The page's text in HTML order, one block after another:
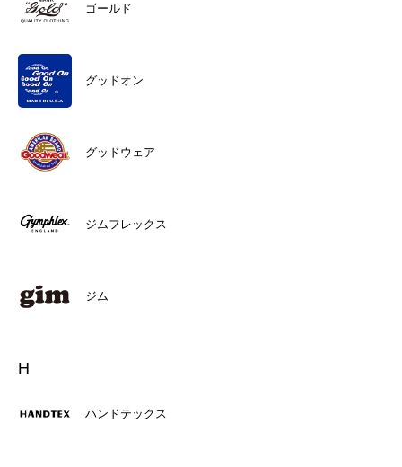
ゴールド
グッドオン
グッドウェア
ジムフレックス
ジム
H
ハンドテックス